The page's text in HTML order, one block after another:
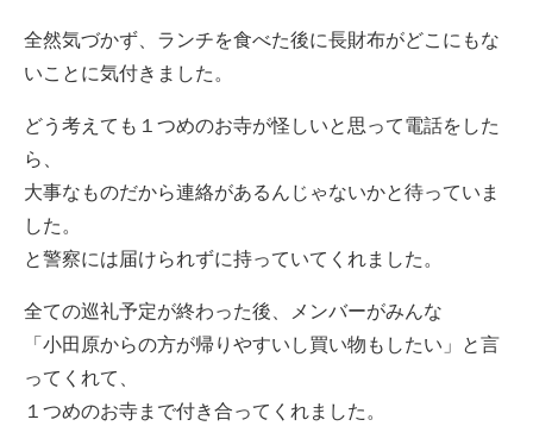
全然気づかず、ランチを食べた後に長財布がどこにもな
いことに気付きました。
どう考えても１つめのお寺が怪しいと思って電話をした
ら、
大事なものだから連絡があるんじゃないかと待っていま
した。
と警察には届けられずに持っていてくれました。
全ての巡礼予定が終わった後、メンバーがみんな
「小田原からの方が帰りやすいし買い物もしたい」と言
ってくれて、
１つめのお寺まで付き合ってくれました。